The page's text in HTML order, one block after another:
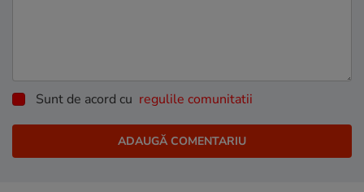
Sunt de acord cu regulile comunitatii